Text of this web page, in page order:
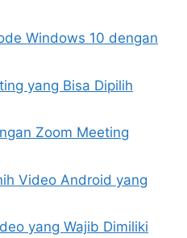
Windows 10 dengan
yang Bisa Dipilih
Zoom Meeting
Video Android yang
yang Wajib Dimiliki